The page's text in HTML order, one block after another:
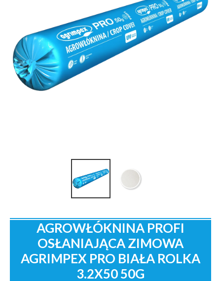
AGROWŁÓKNINA PROFI
OSŁANIAJĄCA ZIMOWA
AGRIMPEX PRO BIAŁA ROLKA
3.2X50 50G